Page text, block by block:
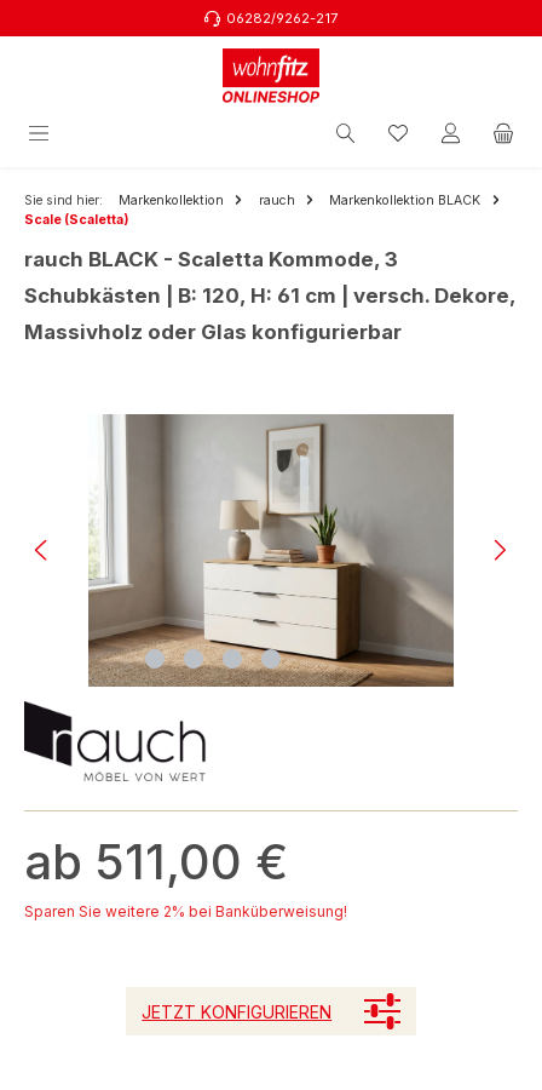
06282/9262-217
Sie sind hier: Markenkollektion rauch
Markenkollektion BLACK
Scale (Scaletta)
rauch BLACK - Scaletta Kommode, 3
Schubkästen | B: 120, H: 61 cm | versch. Dekore,
Massivholz oder Glas konfigurierbar
ab 511,00 €
Sparen Sie weitere 2% bei Banküberweisung!
JETZT KONFIGURIEREN